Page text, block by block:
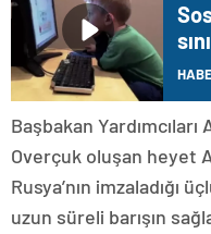
Başbakan
Overçuk oluşan heyet
Rusya’nın imzaladığı
uzun süreli barışın